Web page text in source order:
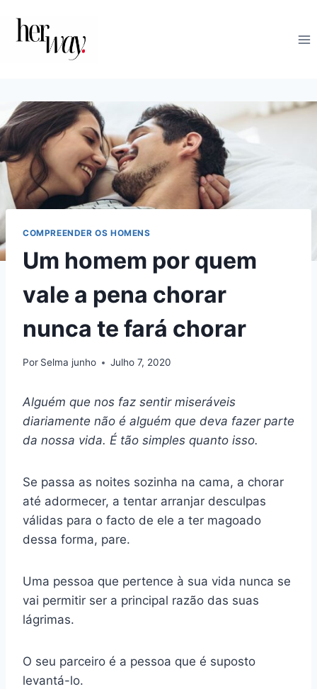
COMPREENDER OS HOMENS
Um homem por quem
vale a pena chorar
nunca te fará chorar
Por Selma junho Julho 7, 2020
Alguém que nos faz sentir miseráveis
diariamente não é alguém que deva fazer parte
da nossa vida. É tão simples quanto isso.
Se passa as noites sozinha na cama, a chorar
até adormecer, a tentar arranjar desculpas
válidas para o facto de ele a ter magoado
dessa forma, pare.
Uma pessoa que pertence à sua vida nunca se
vai permitir ser a principal razão das suas
lágrimas.
O seu parceiro é a pessoa que é suposto
levantá-lo.